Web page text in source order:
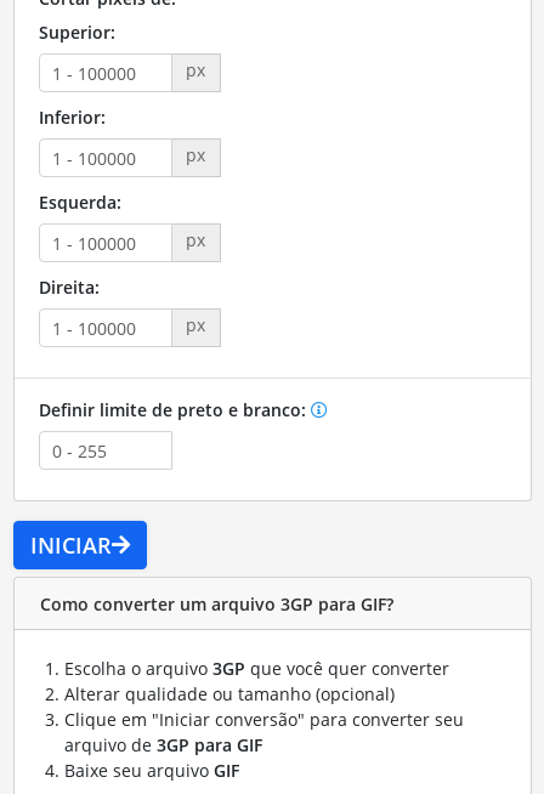
Superior:
px
Inferior:
px
Esquerda:
px
Direita:
px
Definir limite de preto e branco:
INICIAR
Como converter um arquivo 3GP para GIF?
Escolha o arquivo 3GP que você quer converter
Alterar qualidade ou tamanho (opcional)
Clique em "Iniciar conversão" para converter seu
arquivo de 3GP para GIF
Baixe seu arquivo GIF